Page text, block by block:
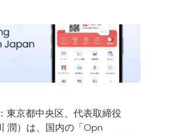
東京都中央区、代表取締役
潤）は、国内の「Opn